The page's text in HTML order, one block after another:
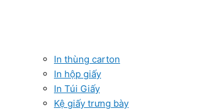
In thùng carton
In hộp giấy
In Túi Giấy
Kệ giấy trưng bày